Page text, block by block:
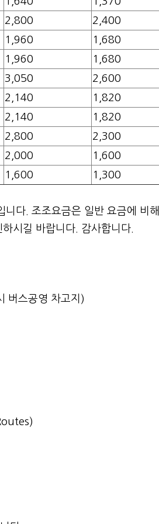
2,800
2,400
1,960
1,680
1,960
1,680
3,050
2,600
2,140
1,820
2,140
1,820
2,800
2,300
2,000
1,600
1,600 1,300
다. 조조요금은 일반 요금에 비
시길 바랍니다. 감사합니다.
버스공영 차고지)